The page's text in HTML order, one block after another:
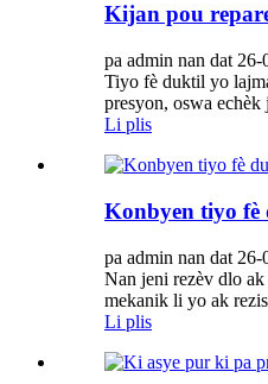
Kijan pou
pa admin nan dat 26-
Tiyo fè duktil yo
presyon, oswa
Li plis
Konbyen tiyo fè
pa admin nan dat 26-
Nan jeni rezèv dlo
mekanik li yo ak
Li plis